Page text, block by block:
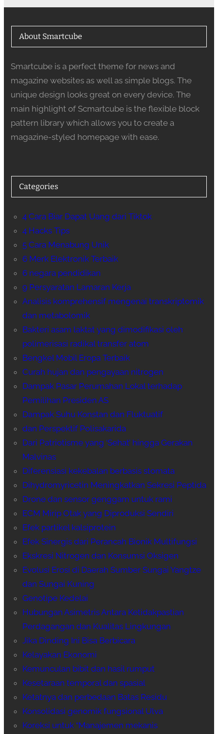
About Smartcube
Smartcube is a perfect theme for news and
magazine websites as well as simple blogs. The
unique design looks great on every device. The
main highlight of Scmartcube is the flexible block
pattern library which allows you to create a
magazine-styled homepage with ease.
Categories
4 Cara Biar Dapat Uang dari Tiktok
4 Hacks Tips
5 Cara Menabung Unik
6 Merk Elektronik Terbaik
6 negara pendidikan
9 Persyaratan Lamaran Kerja
Analisis komprehensif mengenai transkriptomik
dan metabolomik
Bakteri asam laktat yang dimodifikasi oleh
polimerisasi radikal transfer atom
Bengkel Mobil Eropa Terbaik
Curah hujan dan pengayaan nitrogen
Dampak Pasar Perumahan Lokal terhadap
Pemilihan Presiden AS
Dampak Suhu Konstan dan Fluktuatif
dan Perspektif Polisakarida
Dari Patriotisme yang ‘Sehat’ hingga Gerakan
Malvinas
Diferensiasi kekebalan berbasis stomata
Dihydromyricetin Meningkatkan Sekresi Peptida
Drone dan sensor genggam untuk rami
ECM Mirip Otak yang Diproduksi Sendiri
Efek partikel kalsiprotein
Efek Sinergis dari Perancah Bionik Multifungsi
Ekskresi Nitrogen dan Konsumsi Oksigen
Evolusi Erosi di Daerah Sumber Sungai Yangtze
dan Sungai Kuning
Genotipe Kedelai
Hubungan Asimetris Antara Ketidakpastian
Perdagangan dan Kualitas Lingkungan
Jika Dinding Ini Bisa Berbicara
Kelayakan Ekonomi
Kemunculan bibit dan hasil rumput
Kesetaraan temporal dan spasial
Ketatnya dan perbedaan Batas Residu
Konsolidasi genomik fungsional Ulva
Koreksi untuk “Manajemen mekanis